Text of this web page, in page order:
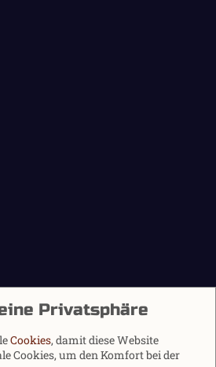
Privatsphäre
Cookies, damit diese Website
Cookies, um den Komfort bei der